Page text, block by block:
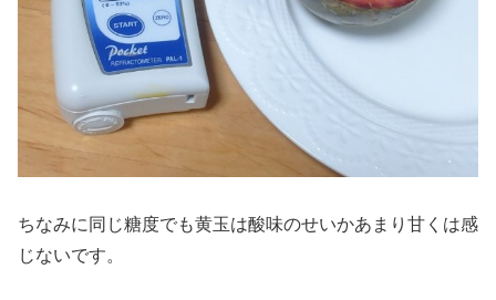
ちなみに同じ糖度でも黄玉は酸味のせいかあまり甘くは感
じないです。